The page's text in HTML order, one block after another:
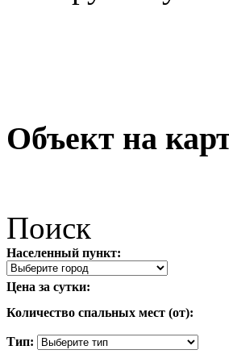
Объект на
Поиск
Населенный пункт:
Цена за сутки:
Количество спальных мест (от):
Тип: